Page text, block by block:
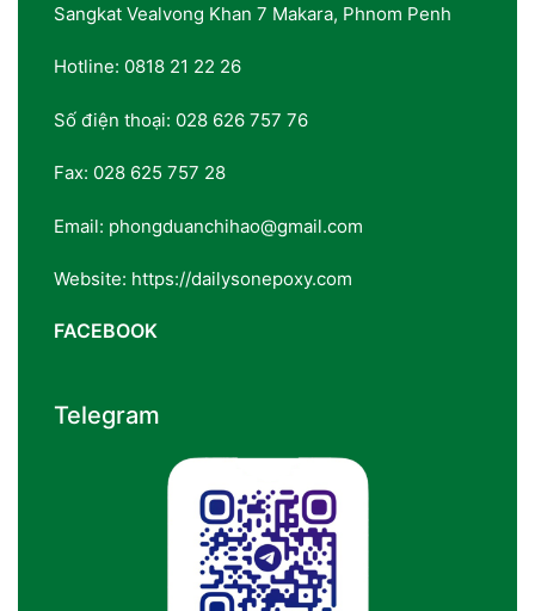
Sangkat Vealvong Khan 7 Makara, Phnom Penh
Hotline: 0818 21 22 26
Số điện thoại: 028 626 757 76
Fax: 028 625 757 28
Email: phongduanchihao@gmail.com
Website: https://dailysonepoxy.com
FACEBOOK
Telegram